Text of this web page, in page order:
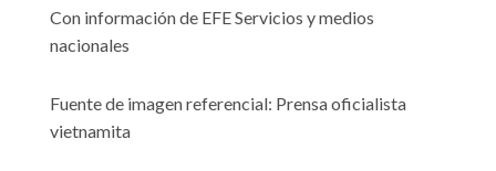
Con información de EFE Servicios y medios
nacionales
Fuente de imagen referencial: Prensa oficialista
vietnamita